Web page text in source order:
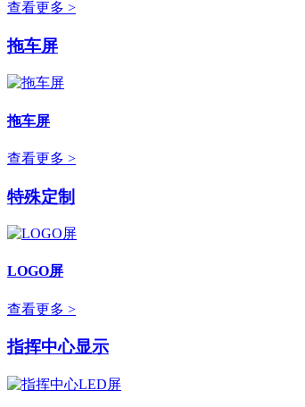
查看更多 >
拖车屏
拖车屏
查看更多 >
特殊定制
LOGO屏
查看更多 >
指挥中心显示